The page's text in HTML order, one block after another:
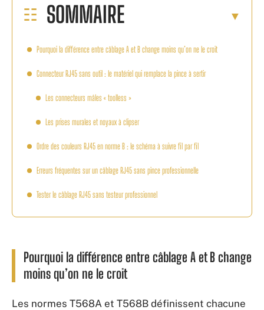
SOMMAIRE
Pourquoi la différence entre câblage A et B change moins qu’on ne le croit
Connecteur RJ45 sans outil : le matériel qui remplace la pince à sertir
Les connecteurs mâles « toolless »
Les prises murales et noyaux à clipser
Ordre des couleurs RJ45 en norme B : le schéma à suivre fil par fil
Erreurs fréquentes sur un câblage RJ45 sans pince professionnelle
Tester le câblage RJ45 sans testeur professionnel
Pourquoi la différence entre câblage A et B change
moins qu’on ne le croit
Les normes T568A et T568B définissent chacune